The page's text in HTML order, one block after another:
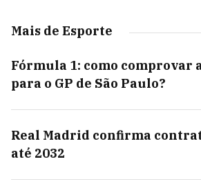
Mais de Esporte
Fórmula 1: como comprovar
para o GP de São Paulo?
Real Madrid confirma
até 2032